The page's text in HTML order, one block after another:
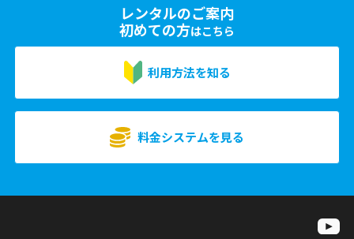
レンタルのご案内
初めての方はこちら
利用方法を知る
料金システムを見る